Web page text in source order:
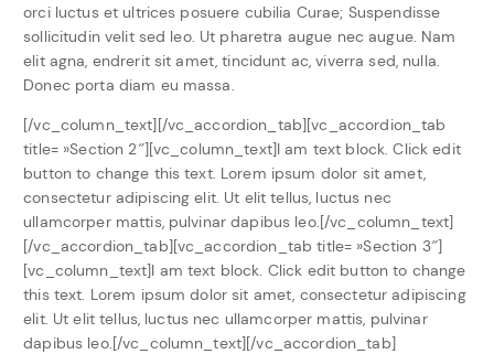
orci luctus et ultrices posuere cubilia Curae; Suspendisse
sollicitudin velit sed leo. Ut pharetra augue nec augue. Nam
elit agna, endrerit sit amet, tincidunt ac, viverra sed, nulla.
Donec porta diam eu massa.
[/vc_column_text][/vc_accordion_tab][vc_accordion_tab
title= »Section 2″][vc_column_text]I am text block. Click edit
button to change this text. Lorem ipsum dolor sit amet,
consectetur adipiscing elit. Ut elit tellus, luctus nec
ullamcorper mattis, pulvinar dapibus leo.[/vc_column_text]
[/vc_accordion_tab][vc_accordion_tab title= »Section 3″]
[vc_column_text]I am text block. Click edit button to change
this text. Lorem ipsum dolor sit amet, consectetur adipiscing
elit. Ut elit tellus, luctus nec ullamcorper mattis, pulvinar
dapibus leo.[/vc_column_text][/vc_accordion_tab]